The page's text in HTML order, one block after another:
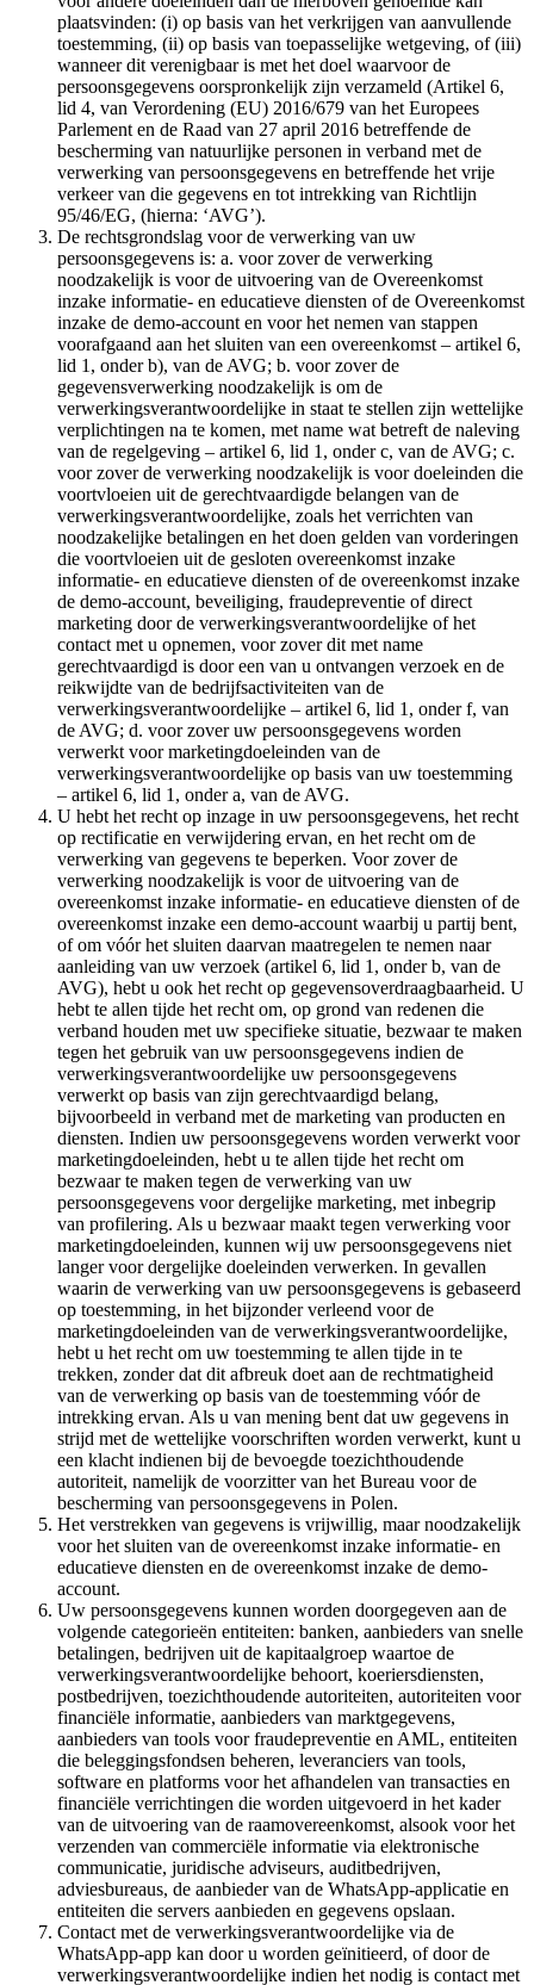
plaatsvinden: (i) op basis van het verkrijgen van aanvullende
toestemming, (ii) op basis van toepasselijke wetgeving, of (iii)
wanneer dit verenigbaar is met het doel waarvoor de
persoonsgegevens oorspronkelijk zijn verzameld (Artikel 6,
lid 4, van Verordening (EU) 2016/679 van het Europees
Parlement en de Raad van 27 april 2016 betreffende de
bescherming van natuurlijke personen in verband met de
verwerking van persoonsgegevens en betreffende het vrije
verkeer van die gegevens en tot intrekking van Richtlijn
95/46/EG, (hierna: ‘AVG’).
De rechtsgrondslag voor de verwerking van uw
persoonsgegevens is: a. voor zover de verwerking
noodzakelijk is voor de uitvoering van de Overeenkomst
inzake informatie- en educatieve diensten of de Overeenkomst
inzake de demo-account en voor het nemen van stappen
voorafgaand aan het sluiten van een overeenkomst – artikel 6,
lid 1, onder b), van de AVG; b. voor zover de
gegevensverwerking noodzakelijk is om de
verwerkingsverantwoordelijke in staat te stellen zijn wettelijke
verplichtingen na te komen, met name wat betreft de naleving
van de regelgeving – artikel 6, lid 1, onder c, van de AVG; c.
voor zover de verwerking noodzakelijk is voor doeleinden die
voortvloeien uit de gerechtvaardigde belangen van de
verwerkingsverantwoordelijke, zoals het verrichten van
noodzakelijke betalingen en het doen gelden van vorderingen
die voortvloeien uit de gesloten overeenkomst inzake
informatie- en educatieve diensten of de overeenkomst inzake
de demo-account, beveiliging, fraudepreventie of direct
marketing door de verwerkingsverantwoordelijke of het
contact met u opnemen, voor zover dit met name
gerechtvaardigd is door een van u ontvangen verzoek en de
reikwijdte van de bedrijfsactiviteiten van de
verwerkingsverantwoordelijke – artikel 6, lid 1, onder f, van
de AVG; d. voor zover uw persoonsgegevens worden
verwerkt voor marketingdoeleinden van de
verwerkingsverantwoordelijke op basis van uw toestemming
– artikel 6, lid 1, onder a, van de AVG.
U hebt het recht op inzage in uw persoonsgegevens, het recht
op rectificatie en verwijdering ervan, en het recht om de
verwerking van gegevens te beperken. Voor zover de
verwerking noodzakelijk is voor de uitvoering van de
overeenkomst inzake informatie- en educatieve diensten of de
overeenkomst inzake een demo-account waarbij u partij bent,
of om vóór het sluiten daarvan maatregelen te nemen naar
aanleiding van uw verzoek (artikel 6, lid 1, onder b, van de
AVG), hebt u ook het recht op gegevensoverdraagbaarheid. U
hebt te allen tijde het recht om, op grond van redenen die
verband houden met uw specifieke situatie, bezwaar te maken
tegen het gebruik van uw persoonsgegevens indien de
verwerkingsverantwoordelijke uw persoonsgegevens
verwerkt op basis van zijn gerechtvaardigd belang,
bijvoorbeeld in verband met de marketing van producten en
diensten. Indien uw persoonsgegevens worden verwerkt voor
marketingdoeleinden, hebt u te allen tijde het recht om
bezwaar te maken tegen de verwerking van uw
persoonsgegevens voor dergelijke marketing, met inbegrip
van profilering. Als u bezwaar maakt tegen verwerking voor
marketingdoeleinden, kunnen wij uw persoonsgegevens niet
langer voor dergelijke doeleinden verwerken. In gevallen
waarin de verwerking van uw persoonsgegevens is gebaseerd
op toestemming, in het bijzonder verleend voor de
marketingdoeleinden van de verwerkingsverantwoordelijke,
hebt u het recht om uw toestemming te allen tijde in te
trekken, zonder dat dit afbreuk doet aan de rechtmatigheid
van de verwerking op basis van de toestemming vóór de
intrekking ervan. Als u van mening bent dat uw gegevens in
strijd met de wettelijke voorschriften worden verwerkt, kunt u
een klacht indienen bij de bevoegde toezichthoudende
autoriteit, namelijk de voorzitter van het Bureau voor de
bescherming van persoonsgegevens in Polen.
Het verstrekken van gegevens is vrijwillig, maar noodzakelijk
voor het sluiten van de overeenkomst inzake informatie- en
educatieve diensten en de overeenkomst inzake de demo-
account.
Uw persoonsgegevens kunnen worden doorgegeven aan de
volgende categorieën entiteiten: banken, aanbieders van snelle
betalingen, bedrijven uit de kapitaalgroep waartoe de
verwerkingsverantwoordelijke behoort, koeriersdiensten,
postbedrijven, toezichthoudende autoriteiten, autoriteiten voor
financiële informatie, aanbieders van marktgegevens,
aanbieders van tools voor fraudepreventie en AML, entiteiten
die beleggingsfondsen beheren, leveranciers van tools,
software en platforms voor het afhandelen van transacties en
financiële verrichtingen die worden uitgevoerd in het kader
van de uitvoering van de raamovereenkomst, alsook voor het
verzenden van commerciële informatie via elektronische
communicatie, juridische adviseurs, auditbedrijven,
adviesbureaus, de aanbieder van de WhatsApp-applicatie en
entiteiten die servers aanbieden en gegevens opslaan.
Contact met de verwerkingsverantwoordelijke via de
WhatsApp-app kan door u worden geïnitieerd, of door de
verwerkingsverantwoordelijke indien het nodig is contact met